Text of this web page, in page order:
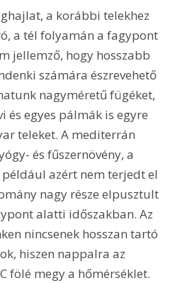
a korábbi telekhez
a tél folyamán a fagypont
jellemző, hogy hosszabb
számára észrevehető
nagyméretű fügéket,
és egyes pálmák is egyre
teleket. A mediterrán
és fűszernövény, a
azért nem terjedt el
nagy része elpusztult
alatti időszakban. Az
nincsenek hosszan tartó
hiszen nappalra az
fölé megy a hőmérséklet.